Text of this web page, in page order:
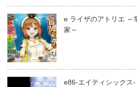
e ライザのアトリエ ～
家～
e86-エイティシックス-